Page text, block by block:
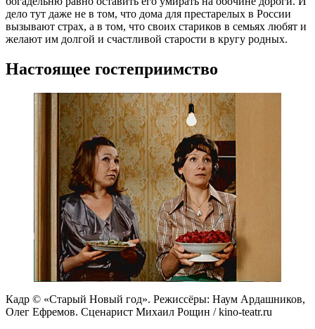
дело тут даже не в том, что дома для престарелых в России
вызывают страх, а в том, что своих стариков в семьях любят и
желают им долгой и счастливой старости в кругу родных.
Настоящее гостеприимство
Кадр © «Старый Новый год». Режиссёры: Наум Ардашников,
Олег Ефремов. Сценарист Михаил Рощин / kino-teatr.ru